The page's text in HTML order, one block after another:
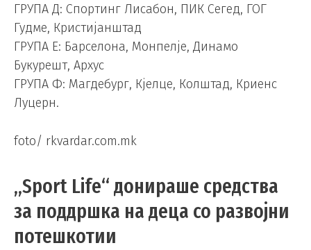
ГРУПА Д: Спортинг Лисабон, ПИК Сегед, ГОГ
Гудме, Кристијанштад
ГРУПА Е: Барселона, Монпелје, Динамо
Букурешт, Архус
ГРУПА Ф: Магдебург, Кјелце, Колштад, Криенс
Луцерн.
foto/ rkvardar.com.mk
„Sport Life“ донираше средства
за поддршка на деца со развојни
потешкотии